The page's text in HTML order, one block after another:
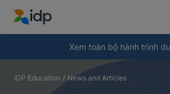
IDP Education
Xem toàn bộ hành trình
Tại sao nên đi du học?
Thu gọn
IDP Education / News and Articles